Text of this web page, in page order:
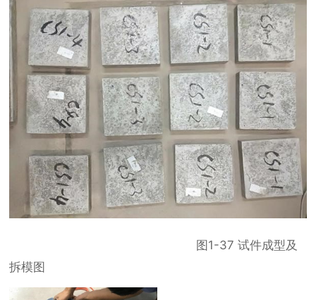
图1-37 试件成型及
拆模图